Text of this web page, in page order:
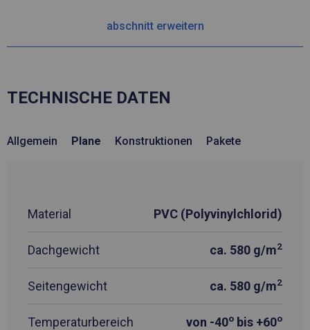
abschnitt erweitern
TECHNISCHE DATEN
Allgemein Plane Konstruktionen Pakete
Material PVC (Polyvinylchlorid)
Dachgewicht ca. 580 g/m2
Seitengewicht ca. 580 g/m2
Temperaturbereich von -40o bis +60o